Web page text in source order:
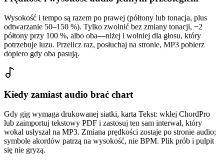
Wysokość i tempo są razem po prawej (półtony lub tonacja, plus
odtwarzanie 50–150 %). Tylko zwolnić bez zmiany tonacji, −2
półtony przy 100 %, albo oba—niżej i wolniej dla głosu, który
potrzebuje luzu. Przelicz raz, posłuchaj na stronie, MP3 pobierz
dopiero gdy oba pasują.
Kiedy zamiast audio brać chart
Gdy gig wymaga drukowanej siatki, karta Tekst: wklej ChordPro
lub zaimportuj tekstowy PDF i zastosuj ten sam interwał, który
wokal usłyszał na MP3. Zmiana prędkości zostaje po stronie audio;
symbole akordów patrzą na wysokość, nie BPM. Plik prób i pulpit
się nie gryzą.